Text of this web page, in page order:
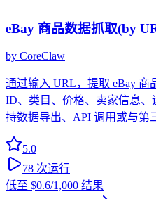
eBay 商品数据抓取(by
by CoreClaw
通过输入 URL，提取 eBay 商
ID、类目、价格、卖家信息
持数据导出、API 调用或与第
5.0
78 次运行
低至 $0.6/1,000 结果